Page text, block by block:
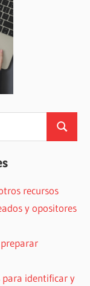
Buscar
recursos
y opositores
para identificar y